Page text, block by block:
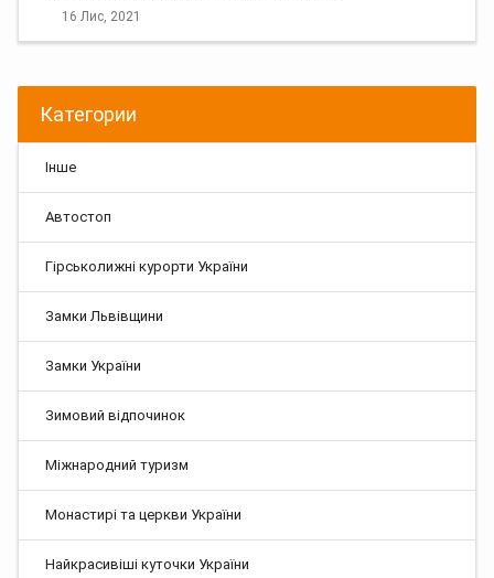
16 Лис, 2021
Категории
Інше
Автостоп
Гірськолижні курорти України
Замки Львівщини
Замки України
Зимовий відпочинок
Міжнародний туризм
Монастирі та церкви України
Найкрасивіші куточки України